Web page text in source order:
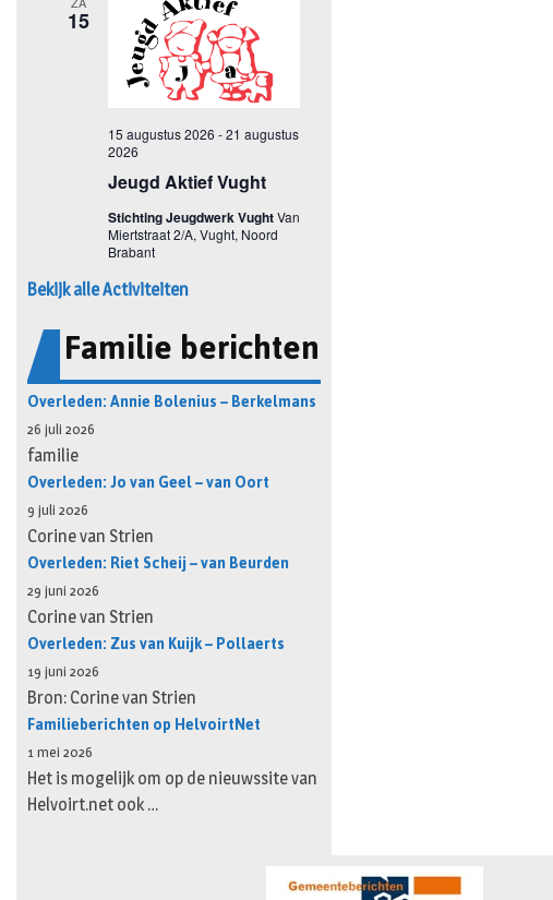
Bekijk alle Activiteiten
Familie berichten
Overleden: Annie Bolenius – Berkelmans
26 juli 2026
familie
Overleden: Jo van Geel – van Oort
9 juli 2026
Corine van Strien
Overleden: Riet Scheij – van Beurden
29 juni 2026
Corine van Strien
Overleden: Zus van Kuijk – Pollaerts
19 juni 2026
Bron: Corine van Strien
Familieberichten op HelvoirtNet
1 mei 2026
Het is mogelijk om op de nieuwssite van
Helvoirt.net ook …